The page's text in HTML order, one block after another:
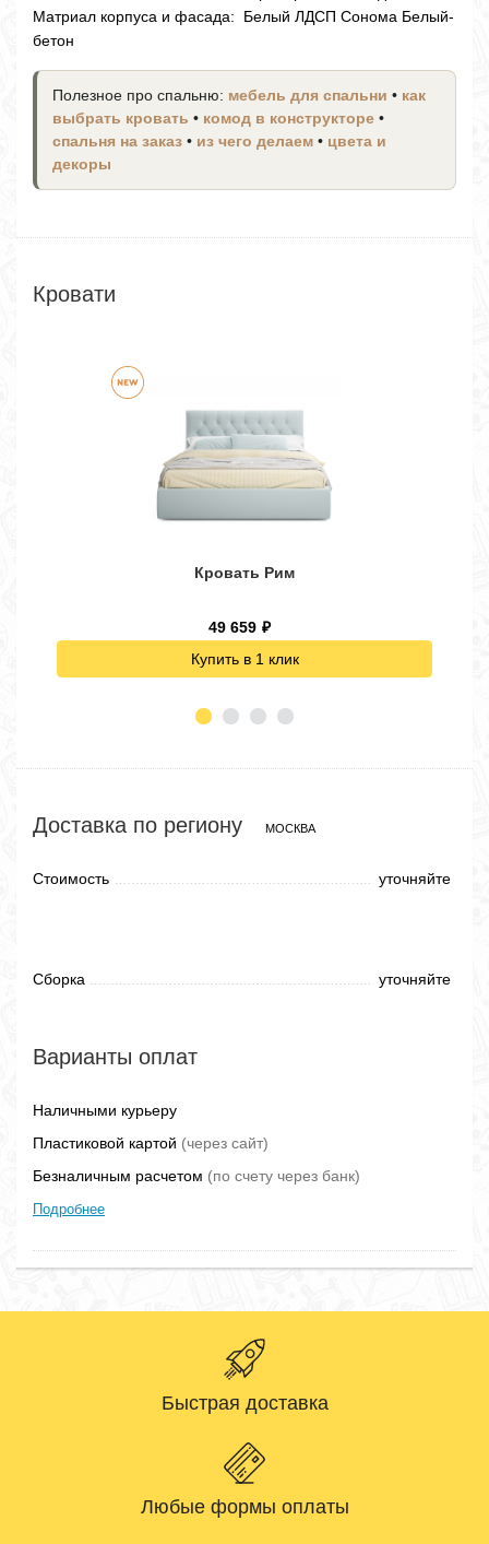
Матриал корпуса и фасада: Белый ЛДСП Сонома Белый-
бетон
Полезное про спальню: мебель для спальни • как
выбрать кровать • комод в конструкторе •
спальня на заказ • из чего делаем • цвета и
декоры
Кровати
Кровать Рим
49 659 ₽
Купить в 1 клик
Доставка по региону МОСКВА
Стоимость уточняйте
Сборка уточняйте
Варианты оплат
Наличными курьеру
Пластиковой картой (через сайт)
Безналичным расчетом (по счету через банк)
Подробнее
Быстрая доставка
Любые формы оплаты